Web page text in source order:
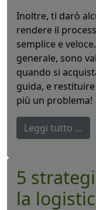
Inoltre, ti darò
rendere il
semplice e
generale, sono
quando si
guida, e
più un problema!
Leggi tutto …
5
la